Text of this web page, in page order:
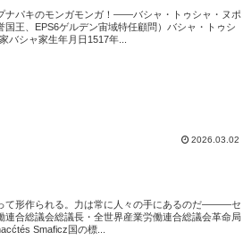
パキのモンガモンガ！――バシャ・トゥシャ・ヌポ
王、EPS6ゲルデン宙域特任顧問）バシャ・トゥシ
シャ家生年月日1517年...
2026.03.02
て形作られる。力は常に人々の手にあるのだ―――セ
連合総議会総議長・全世界産業労働連合総議会革命局
Smaficz国の標...